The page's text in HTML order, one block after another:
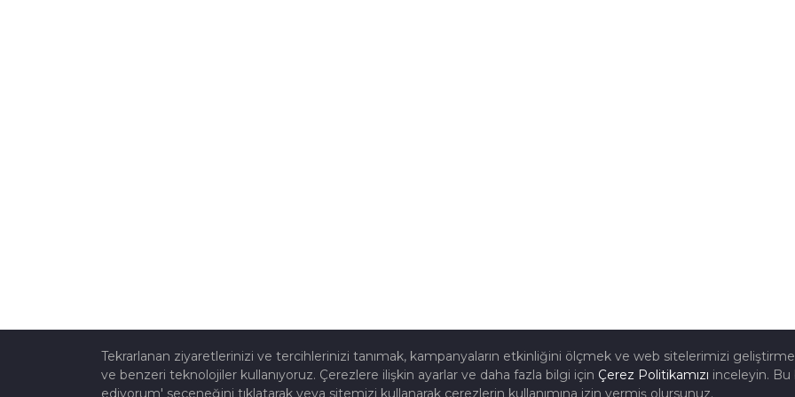
Tekrarlanan ziyaretlerinizi ve tercihlerinizi tanımak, kampanyaların etkinliğini ölçmek ve web sitelerimizi
ve benzeri teknolojiler kullanıyoruz. Çerezlere ilişkin ayarlar ve daha fazla bilgi için Çerez Politikamızı inceleyin. Bu
ediyorum' seçeneğini tıklatarak veya sitemizi kullanarak çerezlerin kullanımına izin vermiş olursunuz.